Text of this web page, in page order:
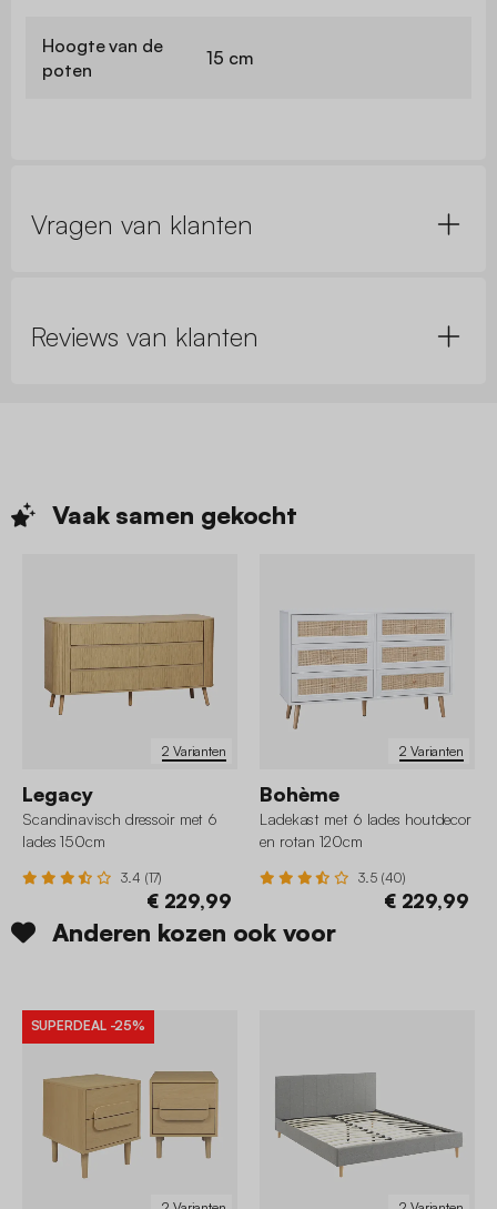
Hoogte van de
poten
15 cm
Vragen van klanten
Reviews van klanten
Vaak samen gekocht
2 Varianten
Legacy
Scandinavisch dressoir met 6
lades 150cm
3.4 (17)
€ 229,99
2 Varianten
Bohème
Ladekast met 6 lades houtdecor
en rotan 120cm
3.5 (40)
€ 229,99
Anderen kozen ook voor
SUPERDEAL -25%